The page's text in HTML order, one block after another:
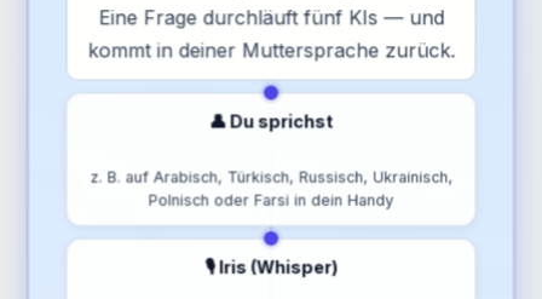
Eine Frage durchläuft fünf KIs — und
kommt in deiner Muttersprache zurück.
👤 Du sprichst
z. B. auf Arabisch, Türkisch, Russisch, Ukrainisch,
Polnisch oder Farsi in dein Handy
🎙️ Iris (Whisper)